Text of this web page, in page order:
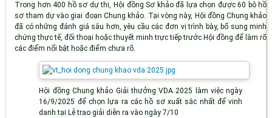
Trong hơn 400 hồ sơ dự thi, Hội đồng Sơ khảo đã lựa chọn được 60 bộ hồ
sơ tham dự vào giai đoạn Chung khảo. Tại vòng này, Hội đồng Chung khảo
đã có những đánh giá sâu hơn, yêu cầu các đơn vị trình bày, bổ sung minh
chứng thực tế, đối thoại hoặc thuyết minh trực tiếp trước Hội đồng để làm rõ
các điểm nổi bật hoặc điểm chưa rõ.
Hội đồng Chung khảo Giải thưởng VDA 2025 làm việc ngày
16/9/2025 để chọn lựa ra các hồ sơ xuất sắc nhất để vinh
danh tại Lễ trao giải diễn ra vào ngày 7/10